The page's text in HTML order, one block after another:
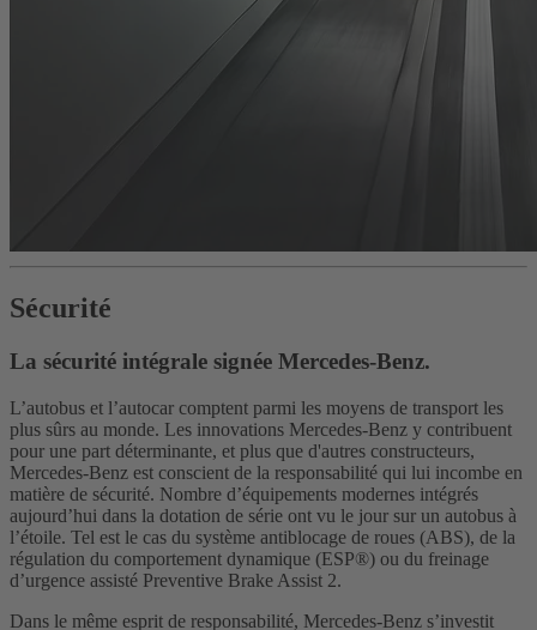
Sécurité
La sécurité intégrale signée Mercedes-Benz.
L’autobus et l’autocar comptent parmi les moyens de transport les
plus sûrs au monde. Les innovations Mercedes-Benz y contribuent
pour une part déterminante, et plus que d'autres constructeurs,
Mercedes-Benz est conscient de la responsabilité qui lui incombe en
matière de sécurité. Nombre d’équipements modernes intégrés
aujourd’hui dans la dotation de série ont vu le jour sur un autobus à
l’étoile. Tel est le cas du système antiblocage de roues (ABS), de la
régulation du comportement dynamique (ESP®) ou du freinage
d’urgence assisté Preventive Brake Assist 2.
Dans le même esprit de responsabilité, Mercedes-Benz s’investit